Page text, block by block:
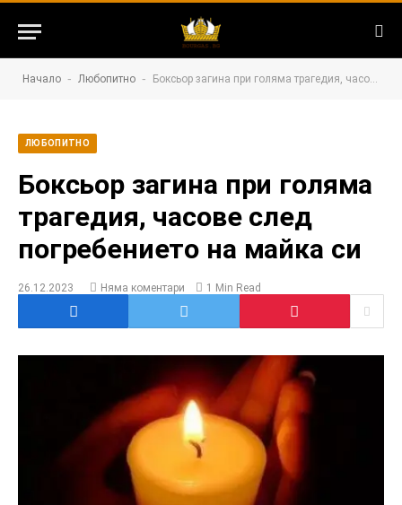
Начало - Любопитно - Боксьор загина при голяма трагедия, часове след погребението на майка си
ЛЮБОПИТНО
Боксьор загина при голяма
трагедия, часове след
погребението на майка си
26.12.2023 Няма коментари 1 Min Read